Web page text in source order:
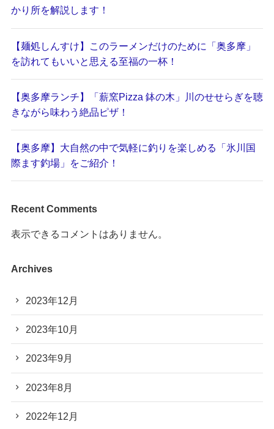
かり所を解説します！
【麺処しんすけ】このラーメンだけのために「奥多摩」
を訪れてもいいと思える至福の一杯！
【奥多摩ランチ】「薪窯Pizza 鉢の木」川のせせらぎを聴
きながら味わう絶品ピザ！
【奥多摩】大自然の中で気軽に釣りを楽しめる「氷川国
際ます釣場」をご紹介！
Recent Comments
表示できるコメントはありません。
Archives
2023年12月
2023年10月
2023年9月
2023年8月
2022年12月